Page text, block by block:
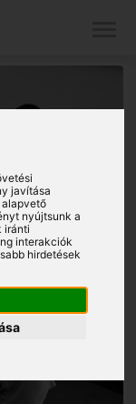
javítása
nyújtsunk a
iránti
interakciók
hirdetések